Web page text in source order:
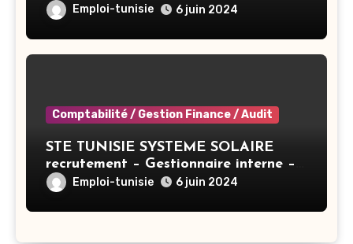
Emploi-tunisie 6 juin 2024
Comptabilité / Gestion Finance / Audit
STE TUNISIE SYSTEME SOLAIRE
recrutement – Gestionnaire interne –
TunisEmploi-tunisie 6 juin 2024